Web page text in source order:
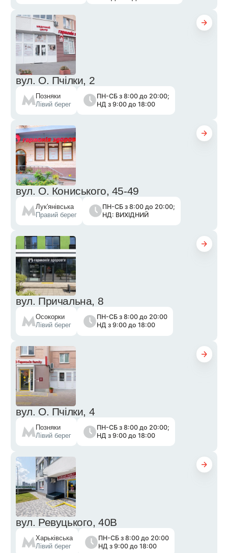
вул. О. Пчілки, 2
Позняки
Лівий берег
ПН-СБ з 8:00 до 20:00;
НД з 9:00 до 18:00
вул. О. Кониського, 45-49
Лук'янівська
Правий берег
ПН-СБ з 8:00 до 20:00;
НД: ВИХІДНИЙ
вул. Причальна, 8
Осокорки
Лівий берег
ПН-СБ з 8:00 до 20:00
НД з 9:00 до 18:00
вул. О. Пчілки, 4
Позняки
Лівий берег
ПН-СБ з 8:00 до 20:00;
НД з 9:00 до 18:00
вул. Ревуцького, 40В
Харьківська
Лівий берег
ПН-СБ з 8:00 до 20:00
НД з 9:00 до 18:00